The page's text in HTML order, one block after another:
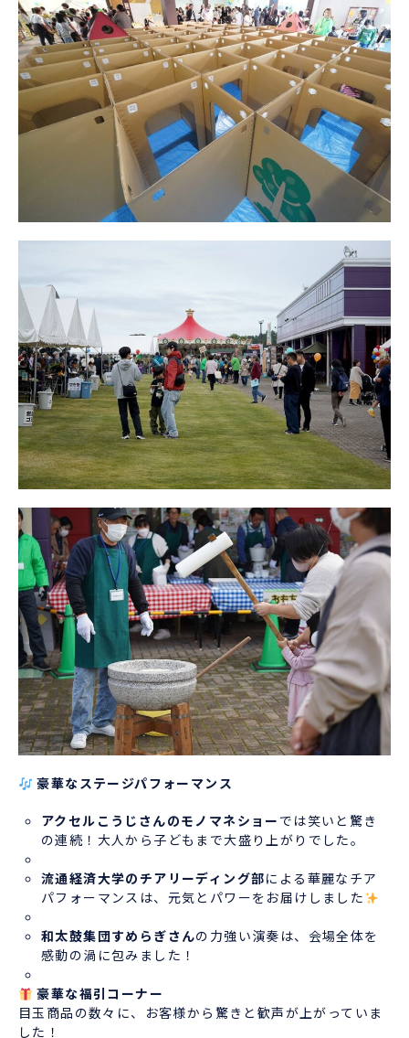
豪華なステージパフォーマンス
アクセルこうじさんのモノマネショー では笑いと驚き
の連続！大人から子どもまで大盛り上がりでした。
流通経済大学のチアリーディング部による華麗なチア
パフォーマンスは、元気とパワーをお届けしました
和太鼓集団すめらぎさんの力強い演奏は、会場全体を
感動の渦に包みました！
豪華な福引コーナー
目玉商品の数々に、お客様から驚きと歓声が上がっていま
した！